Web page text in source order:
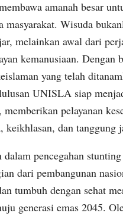
amanah besar
masyarakat. Wisuda
melainkan awal dari
kemanusiaan. Dengan
yang telah
UNISLA siap
memberikan pelayanan
keikhlasan, dan tanggung
dalam pencegahan
dari pembangunan
tumbuh dengan sehat
generasi emas 2045.